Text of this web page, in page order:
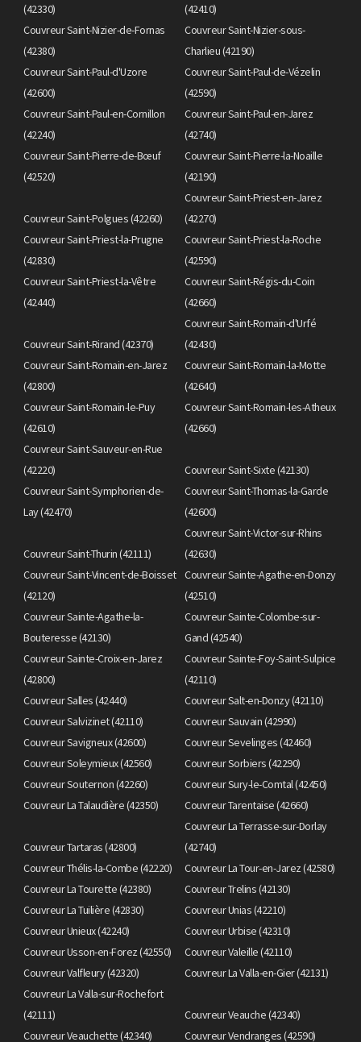
(42330)
(42410)
Couvreur Saint-Nizier-de-Fornas
(42380)
Couvreur Saint-Nizier-sous-
Charlieu (42190)
Couvreur Saint-Paul-d'Uzore
(42600)
Couvreur Saint-Paul-de-Vézelin
(42590)
Couvreur Saint-Paul-en-Cornillon
(42240)
Couvreur Saint-Paul-en-Jarez
(42740)
Couvreur Saint-Pierre-de-Bœuf
(42520)
Couvreur Saint-Pierre-la-Noaille
(42190)
Couvreur Saint-Polgues (42260)
Couvreur Saint-Priest-en-Jarez
(42270)
Couvreur Saint-Priest-la-Prugne
(42830)
Couvreur Saint-Priest-la-Roche
(42590)
Couvreur Saint-Priest-la-Vêtre
(42440)
Couvreur Saint-Régis-du-Coin
(42660)
Couvreur Saint-Rirand (42370)
Couvreur Saint-Romain-d'Urfé
(42430)
Couvreur Saint-Romain-en-Jarez
(42800)
Couvreur Saint-Romain-la-Motte
(42640)
Couvreur Saint-Romain-le-Puy
(42610)
Couvreur Saint-Romain-les-Atheux
(42660)
Couvreur Saint-Sauveur-en-Rue
(42220)
Couvreur Saint-Sixte (42130)
Couvreur Saint-Symphorien-de-
Lay (42470)
Couvreur Saint-Thomas-la-Garde
(42600)
Couvreur Saint-Thurin (42111)
Couvreur Saint-Victor-sur-Rhins
(42630)
Couvreur Saint-Vincent-de-Boisset
(42120)
Couvreur Sainte-Agathe-en-Donzy
(42510)
Couvreur Sainte-Agathe-la-
Bouteresse (42130)
Couvreur Sainte-Colombe-sur-
Gand (42540)
Couvreur Sainte-Croix-en-Jarez
(42800)
Couvreur Sainte-Foy-Saint-Sulpice
(42110)
Couvreur Salles (42440)
Couvreur Salt-en-Donzy (42110)
Couvreur Salvizinet (42110)
Couvreur Sauvain (42990)
Couvreur Savigneux (42600)
Couvreur Sevelinges (42460)
Couvreur Soleymieux (42560)
Couvreur Sorbiers (42290)
Couvreur Souternon (42260)
Couvreur Sury-le-Comtal (42450)
Couvreur La Talaudière (42350)
Couvreur Tarentaise (42660)
Couvreur Tartaras (42800)
Couvreur La Terrasse-sur-Dorlay
(42740)
Couvreur Thélis-la-Combe (42220)
Couvreur La Tour-en-Jarez (42580)
Couvreur La Tourette (42380)
Couvreur Trelins (42130)
Couvreur La Tuilière (42830)
Couvreur Unias (42210)
Couvreur Unieux (42240)
Couvreur Urbise (42310)
Couvreur Usson-en-Forez (42550)
Couvreur Valeille (42110)
Couvreur Valfleury (42320)
Couvreur La Valla-en-Gier (42131)
Couvreur La Valla-sur-Rochefort
(42111)
Couvreur Veauche (42340)
Couvreur Veauchette (42340)
Couvreur Vendranges (42590)